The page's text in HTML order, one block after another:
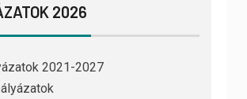
2026
2021-2027